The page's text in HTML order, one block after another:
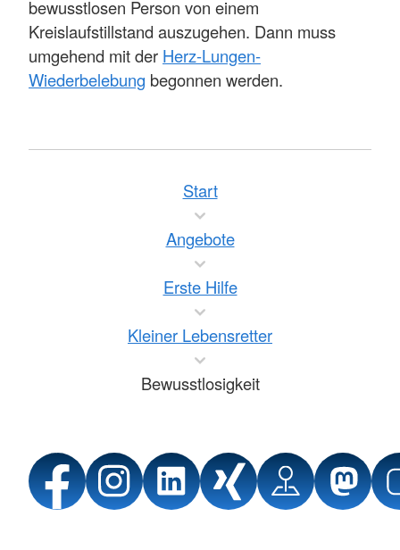
bewusstlosen Person von einem
Kreislaufstillstand auszugehen. Dann muss
umgehend mit der Herz-Lungen-
Wiederbelebung begonnen werden.
Start
Angebote
Erste Hilfe
Kleiner Lebensretter
Bewusstlosigkeit